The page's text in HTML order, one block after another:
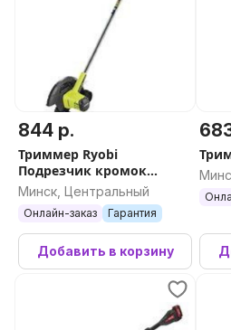
844 р.
Триммер Ryobi
Подрезчик кромок
RY18EGA-0 (без АКБ)
Минск, Центральный
Онлайн-заказ Гарантия
Добавить в корзину